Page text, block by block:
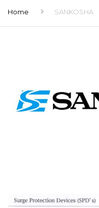
Home SANKOSHA